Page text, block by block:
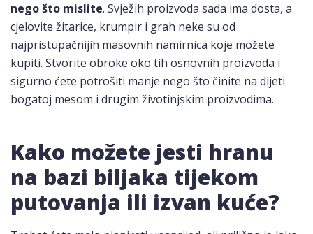
nego što mislite. Svježih proizvoda sada ima dosta, a
cjelovite žitarice, krumpir i grah neke su od
najpristupačnijih masovnih namirnica koje možete
kupiti. Stvorite obroke oko tih osnovnih proizvoda i
sigurno ćete potrošiti manje nego što činite na dijeti
bogatoj mesom i drugim životinjskim proizvodima.
Kako možete jesti hranu
na bazi biljaka tijekom
putovanja ili izvan kuće?